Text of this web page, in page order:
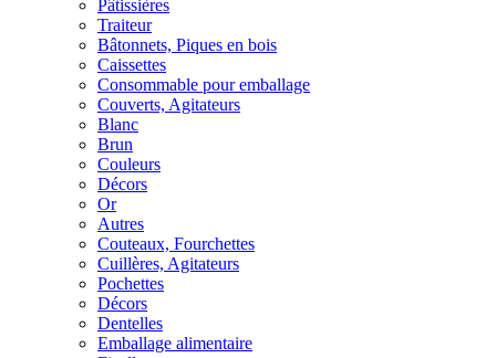
Pâtissières
Traiteur
Bâtonnets, Piques en bois
Caissettes
Consommable pour emballage
Couverts, Agitateurs
Blanc
Brun
Couleurs
Décors
Or
Autres
Couteaux, Fourchettes
Cuillères, Agitateurs
Pochettes
Décors
Dentelles
Emballage alimentaire